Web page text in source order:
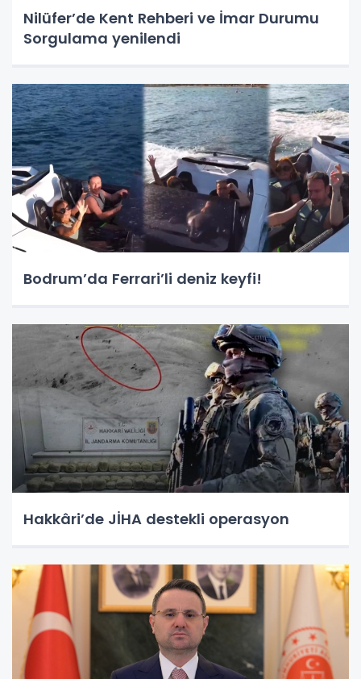
Nilüfer’de Kent Rehberi ve İmar Durumu
Sorgulama yenilendi
Bodrum’da Ferrari’li deniz keyfi!
Hakkâri’de JİHA destekli operasyon